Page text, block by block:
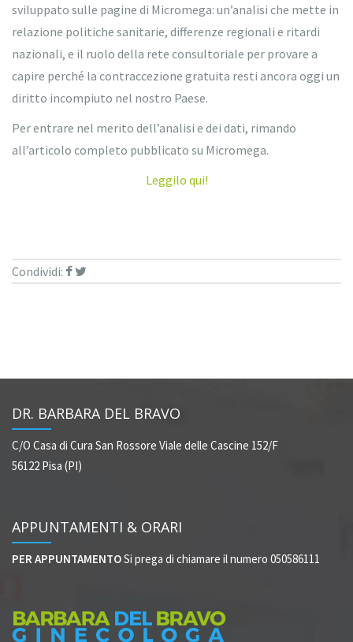
sviluppato sulle pagine di Micromega: un’analisi che mette in
relazione politiche sanitarie, differenze regionali e ritardi
nazionali, e il ruolo della rete consultoriale per provare a
capire perché la contraccezione gratuita resti ancora oggi un
diritto incompiuto nel nostro Paese.
Per entrare nel merito dell’analisi e dei dati, rimando
all’articolo completo pubblicato su Micromega.
Leggilo qui!
Condividi:
DR. BARBARA DEL BRAVO
C/O Casa di Cura San Rossore Viale delle Cascine 152/F
56122 Pisa (PI)
APPUNTAMENTI & ORARI
PER APPUNTAMENTOSi prega di chiamare il numero 050586111